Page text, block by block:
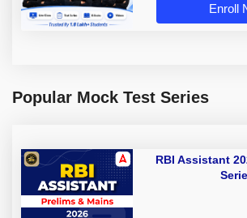
Enroll
Popular Mock Test Series
RBI Assistant